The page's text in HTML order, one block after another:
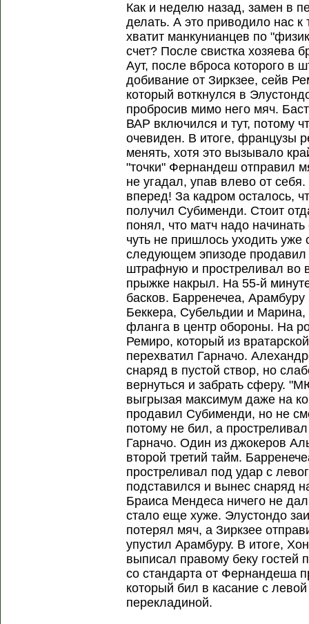
Как и неделю назад, замен в
делать. А это приводило нас к
хватит манкунианцев по
счет? После свистка хозяева
Аут, после вброса которого в
добивание от Зиркзее, сейв
который воткнулся в
пробросив мимо него мяч.
ВАР включился и тут, потому
очевиден. В итоге, французы
менять, хотя это вызывало
"точки" Фернандеш отправил
не угадал, упав влево от
вперед! За кадром осталось,
получил Субименди. Стоит
понял, что матч надо
чуть не пришлось уходить уже
следующем эпизоде
штрафную и простреливал во
прыжке накрыл. На 55-й
басков. Барренечеа,
Беккера, Субельдии и
фланга в центр обороны. На
Ремиро, который из
перехватил Гарначо.
снаряд в пустой створ, но
вернуться и забрать сферу.
выгрызая максимум даже на
продавил Субименди, но не
потому не бил, а
Гарначо. Один из джокеров
второй третий тайм.
простреливал под удар с
подставился и вынес снаряд
Браиса Мендеса ничего не
стало еще хуже. Элустондо
потерял мяч, а Зиркзее
упустил Арамбуру. В итоге,
выписал правому беку гостей
со стандарта от Фернандеша
который бил в касание с
перекладиной.